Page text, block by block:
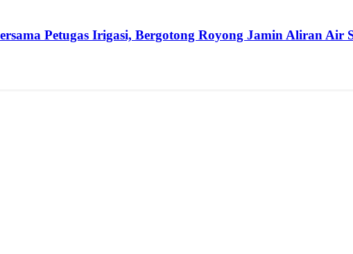
Petugas Irigasi, Bergotong Royong Jamin Aliran Air